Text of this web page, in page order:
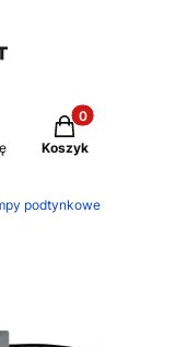
Produkty w
Koszyk
podtynkowe